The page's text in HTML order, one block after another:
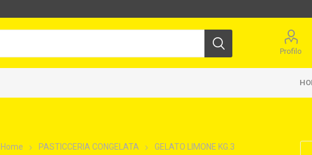
Profilo
Home PASTICCERIA CONGELATA GELATO LIMONE KG.3